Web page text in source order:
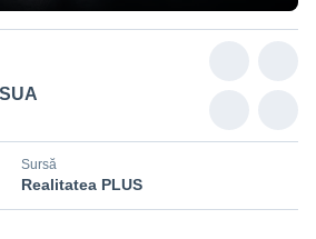
Sursă
Realitatea PLUS